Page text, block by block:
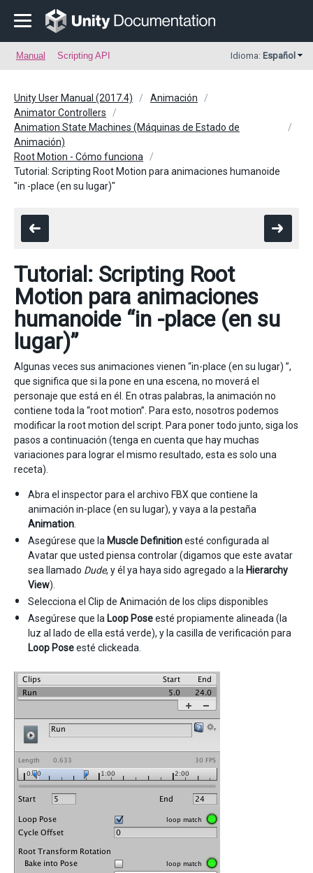
Manual Scripting API Idioma: Español
Unity User Manual (2017.4)
Animación
Animator Controllers
Animation State Machines (Máquinas de Estado de
Animación)
Root Motion - Cómo funciona
Tutorial: Scripting Root Motion para animaciones humanoide
"in -place (en su lugar)"
Tutorial: Scripting Root
Motion para animaciones
humanoide “in -place (en su
lugar)”
Algunas veces sus animaciones vienen “in-place (en su lugar) ”,
que significa que si la pone en una escena, no moverá el
personaje que está en él. En otras palabras, la animación no
contiene toda la “root motion”. Para esto, nosotros podemos
modificar la root motion del script. Para poner todo junto, siga los
pasos a continuación (tenga en cuenta que hay muchas
variaciones para lograr el mismo resultado, esta es solo una
receta).
Abra el inspector para el archivo FBX que contiene la
animación in-place (en su lugar), y vaya a la pestaña
Animation
Asegúrese que la Muscle Definitionesté configurada al
Avatar que usted piensa controlar (digamos que este avatar
sea llamado Dude, y él ya haya sido agregado a la Hierarchy
View).
Selecciona el Clip de Animación de los clips disponibles
Asegúrese que la Loop Poseesté propiamente alineada (la
luz al lado de ella está verde), y la casilla de verificación para
Loop Poseesté clickeada.